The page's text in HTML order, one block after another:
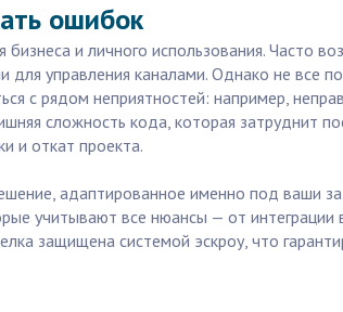
ошибок
и личного использования. Часто
управления каналами. Однако не все
с рядом неприятностей: например,
сложность кода, которая затруднит
и откат проекта.
адаптированное именно под ваши
учитывают все нюансы — от
защищена системой эскроу, что